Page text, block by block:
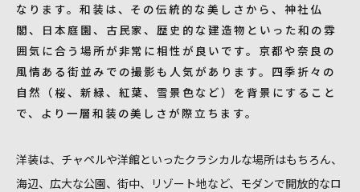
なります。和装は、その伝統的な美しさから、神社仏
閣、日本庭園、古民家、歴史的な建造物といった和の雰
囲気に合う場所が非常に相性が良いです。京都や奈良の
風情ある街並みでの撮影も人気があります。四季折々の
自然（桜、新緑、紅葉、雪景色など）を背景にすること
で、より一層和装の美しさが際立ちます。
洋装は、チャペルや洋館といったクラシカルな場所はもちろん、
海辺、広大な公園、街中、リゾート地など、モダンで開放的なロ